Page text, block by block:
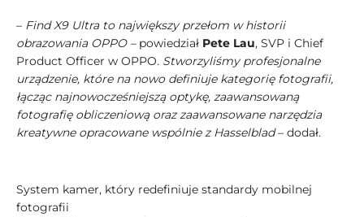
– Find X9 Ultra to największy przełom w historii
obrazowania OPPO – powiedział Pete Lau, SVP i Chief
Product Officer w OPPO. Stworzyliśmy profesjonalne
urządzenie, które na nowo definiuje kategorię fotografii,
łącząc najnowocześniejszą optykę, zaawansowaną
fotografię obliczeniową oraz zaawansowane narzędzia
kreatywne opracowane wspólnie z Hasselblad– dodał.
System kamer, który redefiniuje standardy mobilnej
fotografii